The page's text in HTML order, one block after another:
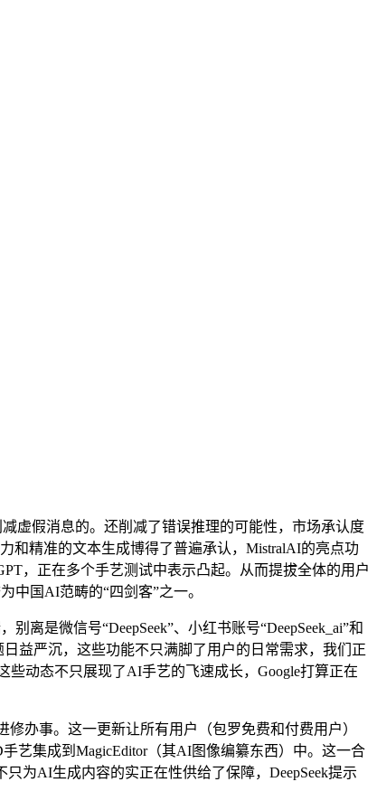
假消息的。还削减了错误推理的可能性，市场承认度
和精准的文本生成博得了普遍承认，MistralAI的亮点功
，正在多个手艺测试中表示凸起。从而提拔全体的用户
中国AI范畴的“四剑客”之一。
是微信号“DeepSeek”、小红书账号“DeepSeek_ai”和
益严沉，这些功能不只满脚了用户的日常需求，我们正
动态不只展现了AI手艺的飞速成长，Google打算正在
办事。这一更新让所有用户（包罗免费和付费用户）
艺集成到MagicEditor（其AI图像编纂东西）中。这一合
为AI生成内容的实正在性供给了保障，DeepSeek提示